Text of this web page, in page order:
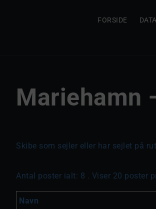
FORSIDE
Mariehamn
Skibe som sejler eller har sejlet på
Antal poster ialt: 8 . Viser 20 poster
Navn